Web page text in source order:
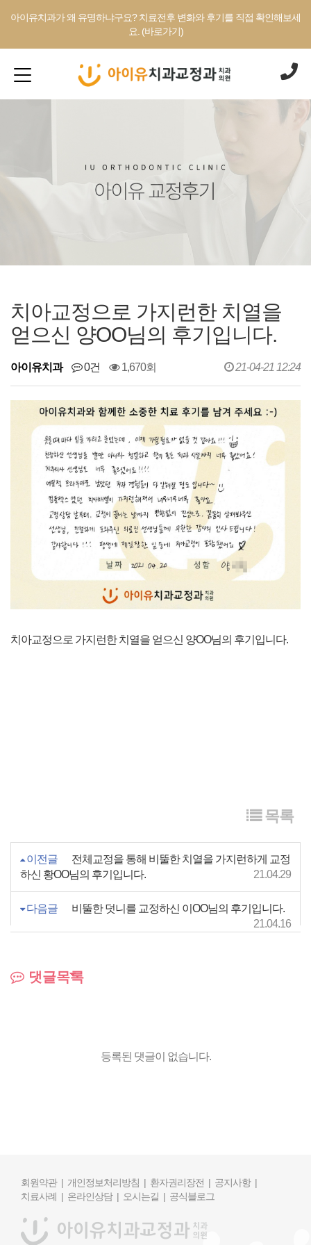
아이유치과가 왜 유명하냐구요? 치료전후 변화와 후기를 직접 확인해보세
요. (바로가기)
치아교정으로 가지런한 치열을
얻으신 양OO님의 후기입니다.
아이유치과 0건 1,670회 21-04-21 12:24
치아교정으로 가지런한 치열을 얻으신 양OO님의 후기입니다.
목록
이전글
전체교정을 통해 비뚤한 치열을 가지런하게 교정
하신 황OO님의 후기입니다.
21.04.29
다음글
비뚤한 덧니를 교정하신 이OO님의 후기입니다.
21.04.16
댓글목록
등록된 댓글이 없습니다.
회원약관 | 개인정보처리방침 | 환자권리장전 | 공지사항 |
치료사례 | 온라인상담 | 오시는길 | 공식블로그